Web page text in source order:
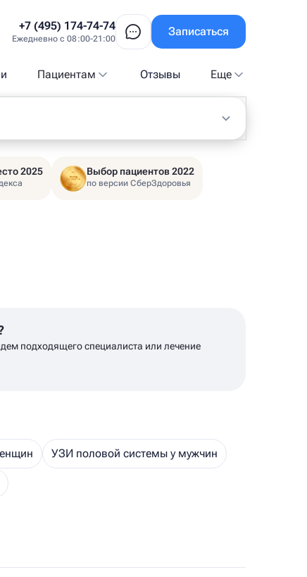
+7 (495) 174-74-74
Ежедневно с 08:00-21:00
Записаться
Пациентам Отзывы Еще
2025 Выбор пациентов 2022
по версии СберЗдоровья
подходящего специалиста или лечение
УЗИ половой системы у мужчин